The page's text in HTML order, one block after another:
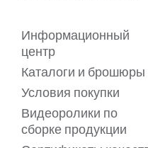
Информационный
центр
Каталоги и брошюры
Условия покупки
Видеоролики по
сборке продукции
для нас!
Мы используем файлы
обеспечить вам
позволяют предлагать вам
персонализированного
вашим предпочтениям.
информации
Пояснительным текстом